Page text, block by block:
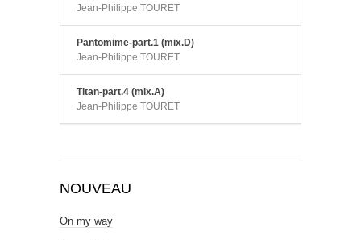
Jean-Philippe TOURET
Pantomime-part.1 (mix.D)
Jean-Philippe TOURET
Titan-part.4 (mix.A)
Jean-Philippe TOURET
NOUVEAU
On my way